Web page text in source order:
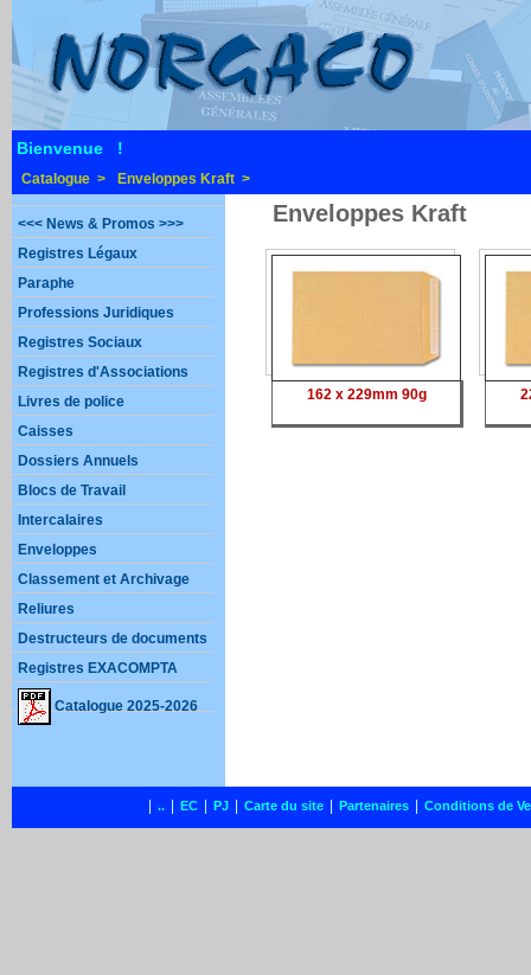
Bienvenue !
Catalogue > Enveloppes Kraft >
<<< News & Promos >>>
Registres Légaux
Paraphe
Professions Juridiques
Registres Sociaux
Registres d'Associations
Livres de police
Caisses
Dossiers Annuels
Blocs de Travail
Intercalaires
Enveloppes
Classement et Archivage
Reliures
Destructeurs de documents
Registres EXACOMPTA
Catalogue 2025-2026
Enveloppes Kraft
162 x 229mm 90g
.. EC PJ Carte du site Partenaires Conditions de